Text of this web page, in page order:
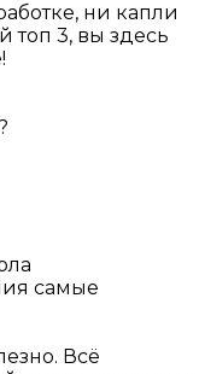
ни капли
топ 3, вы здесь
самые
Всё